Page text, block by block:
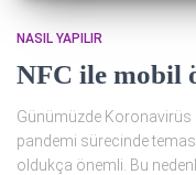
NASIL YAPILIR
NFC ile mobil
Günümüzde Koronavirüs
pandemi sürecinde
oldukça önemli. Bu